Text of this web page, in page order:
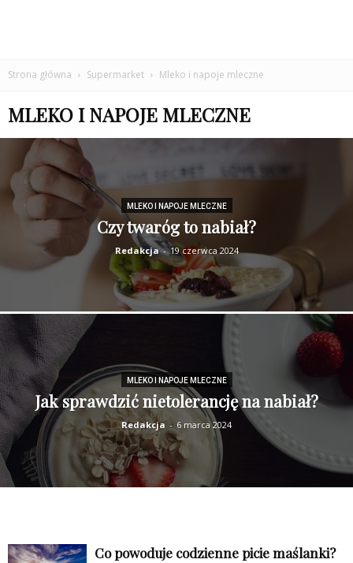
Strona główna Supermarket Mleko i napoje mleczne
MLEKO I NAPOJE MLECZNE
MLEKO I NAPOJE MLECZNE
Czy twaróg to nabiał?
Redakcja - 19 czerwca 2024
MLEKO I NAPOJE MLECZNE
Jak sprawdzić nietolerancję na nabiał?
Redakcja - 6 marca 2024
Co powoduje codzienne picie maślanki?